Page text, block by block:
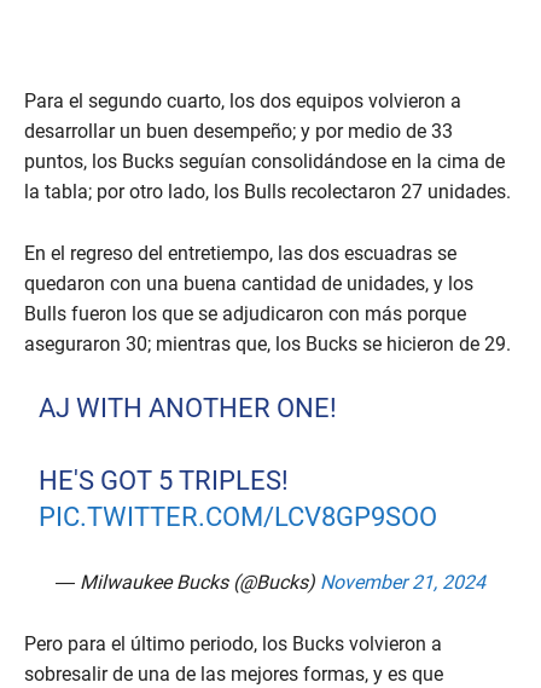
Para el segundo cuarto, los dos equipos volvieron a
desarrollar un buen desempeño; y por medio de 33
puntos, los Bucks seguían consolidándose en la cima de
la tabla; por otro lado, los Bulls recolectaron 27 unidades.
En el regreso del entretiempo, las dos escuadras se
quedaron con una buena cantidad de unidades, y los
Bulls fueron los que se adjudicaron con más porque
aseguraron 30; mientras que, los Bucks se hicieron de 29.
AJ WITH ANOTHER ONE!
HE'S GOT 5 TRIPLES!
PIC.TWITTER.COM/LCV8GP9SOO
— Milwaukee Bucks (@Bucks) November 21, 2024
Pero para el último periodo, los Bucks volvieron a
sobresalir de una de las mejores formas, y es que